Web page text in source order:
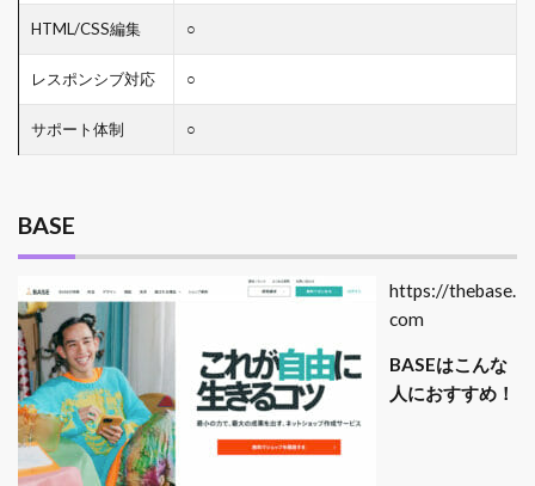
HTML/CSS編集 ○
レスポンシブ対応 ○
サポート体制 ○
BASE
https://thebase.
com
BASEはこんな
人におすすめ！